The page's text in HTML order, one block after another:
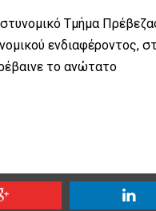
Τμήμα
ενδιαφέροντος,
το ανώτατο